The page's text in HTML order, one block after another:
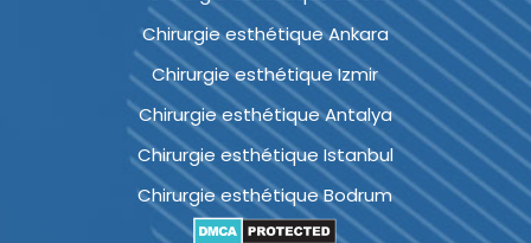
Chirurgie esthétique Ankara
Chirurgie esthétique Izmir
Chirurgie esthétique Antalya
Chirurgie esthétique Istanbul
Chirurgie esthétique Bodrum